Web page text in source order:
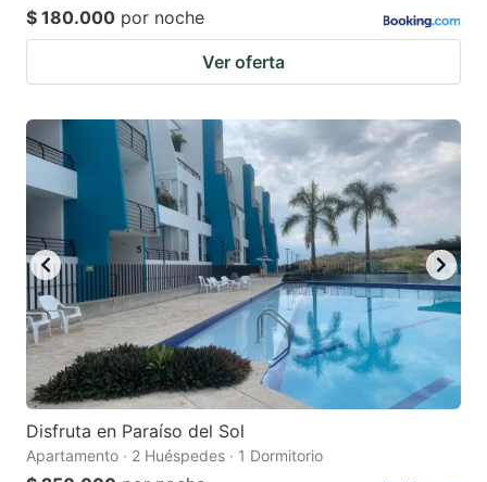
$ 180.000 por noche
Ver oferta
Disfruta en Paraíso del Sol
Apartamento · 2 Huéspedes · 1 Dormitorio